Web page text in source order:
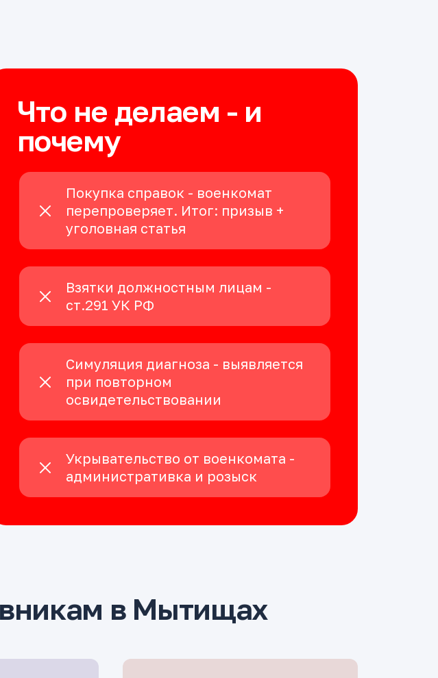
Что не делаем - и
почему
Покупка справок - военкомат
перепроверяет. Итог: призыв +
уголовная статья
Взятки должностным лицам -
ст.291 УК РФ
Симуляция диагноза - выявляется
при повторном
освидетельствовании
Укрывательство от военкомата -
административка и розыск
в Мытищах